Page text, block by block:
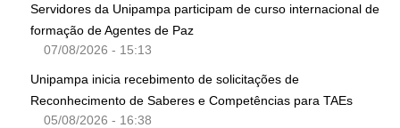
Servidores da Unipampa participam de curso internacional de
formação de Agentes de Paz
07/08/2026 - 15:13
Unipampa inicia recebimento de solicitações de
Reconhecimento de Saberes e Competências para TAEs
05/08/2026 - 16:38